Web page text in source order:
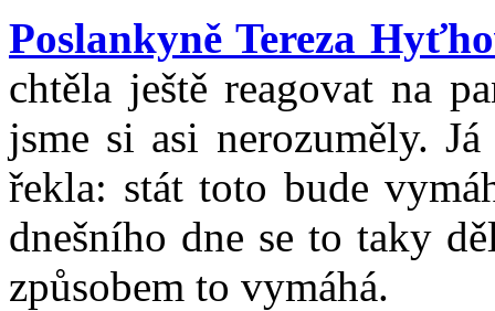
Poslankyně Tereza
chtěla ještě reagovat na
jsme si asi nerozuměly.
řekla: stát toto bude
dnešního dne se to taky
způsobem to vymáhá.